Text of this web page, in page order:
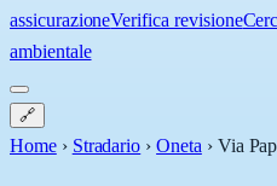
assicurazioneVerifica revisione
ambientale
🔗
Home › Stradario › Oneta › Via